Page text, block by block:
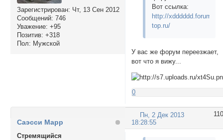
Зарегистрирован: Чт, 13 Сен 2012
Сообщений: 746
Уважение: +95
Позитив: +318
Пол: Мужской
Вот ссылка:
http://xdddddd.forum-
top.ru/
У вас же форум переезжает,
вот что я вижу...
0
110
Пн, 2 Дек 2013
18:28:55
Саэсси Марр
Стремящийся